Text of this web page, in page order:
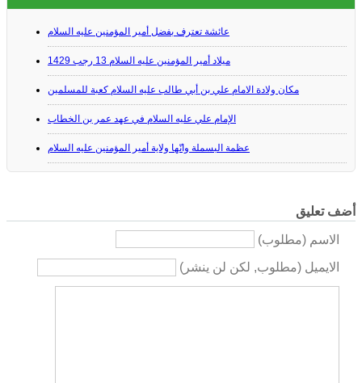
عائشة تعترف بفضل أمير المؤمنين عليه السلام
ميلاد أمير المؤمنين عليه السلام 13 رجب 1429
مكان ولادة الامام علي بن أبي طالب عليه السلام كعبة للمسلمين
الإمام علي عليه السلام في عهد عمر بن الخطاب
عظمة البسملة وانّها ولاية أمير المؤمنين عليه السلام
أضف تعليق
الاسم (مطلوب)
الايميل (مطلوب, لكن لن ينشر)